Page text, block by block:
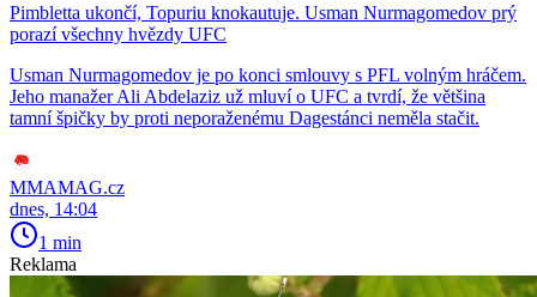
Pimbletta ukončí, Topuriu knokautuje. Usman Nurmagomedov prý
porazí všechny hvězdy UFC
Usman Nurmagomedov je po konci smlouvy s PFL volným hráčem.
Jeho manažer Ali Abdelaziz už mluví o UFC a tvrdí, že většina
tamní špičky by proti neporaženému Dagestánci neměla stačit.
MMAMAG.cz
dnes, 14:04
1 min
Reklama